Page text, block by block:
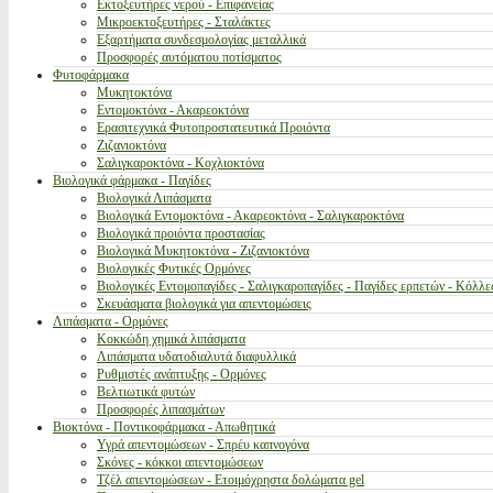
Εκτοξευτήρες νερού - Επιφανείας
Μικροεκτοξευτήρες - Σταλάκτες
Εξαρτήματα συνδεσμολογίας μεταλλικά
Προσφορές αυτόματου ποτίσματος
Φυτοφάρμακα
Μυκητοκτόνα
Εντομοκτόνα - Ακαρεοκτόνα
Ερασιτεχνικά Φυτοπροστατευτικά Προιόντα
Ζιζανιοκτόνα
Σαλιγκαροκτόνα - Κοχλιοκτόνα
Βιολογικά φάρμακα - Παγίδες
Βιολογικά Λιπάσματα
Βιολογικά Εντομοκτόνα - Ακαρεοκτόνα - Σαλιγκαροκτόνα
Βιολογικά προιόντα προστασίας
Βιολογικά Μυκητοκτόνα - Ζιζανιοκτόνα
Βιολογικές Φυτικές Ορμόνες
Βιολογικές Εντομοπαγίδες - Σαλιγκαροπαγίδες - Παγίδες ερπετών -
Σκευάσματα βιολογικά για απεντομώσεις
Λιπάσματα - Ορμόνες
Κοκκώδη χημικά λιπάσματα
Λιπάσματα υδατοδιαλυτά διαφυλλικά
Ρυθμιστές ανάπτυξης - Ορμόνες
Βελτιωτικά φυτών
Προσφορές λιπασμάτων
Βιοκτόνα - Ποντικοφάρμακα - Απωθητικά
Υγρά απεντομώσεων - Σπρέυ καπνογόνα
Σκόνες - κόκκοι απεντομώσεων
Τζέλ απεντομώσεων - Ετοιμόχρηστα δολώματα gel